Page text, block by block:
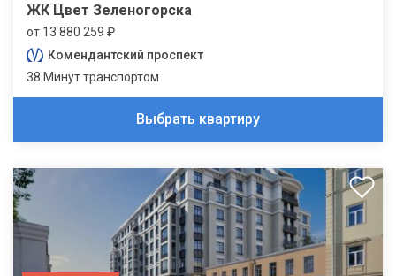
ЖК Цвет Зеленогорска
от 13 880 259 ₽
Комендантский проспект
38 Минут транспортом
Выбрать квартиру